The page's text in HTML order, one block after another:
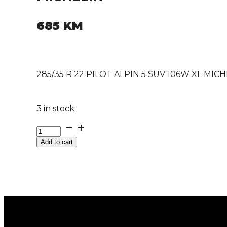
685 KM
285/35 R 22 PILOT ALPIN 5 SUV 106W XL
3 in stock
285/35
R
22Add to cart